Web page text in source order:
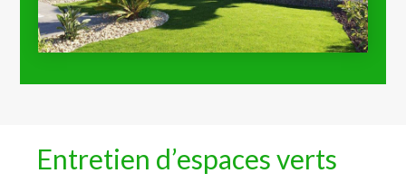
Entretien d’espaces verts